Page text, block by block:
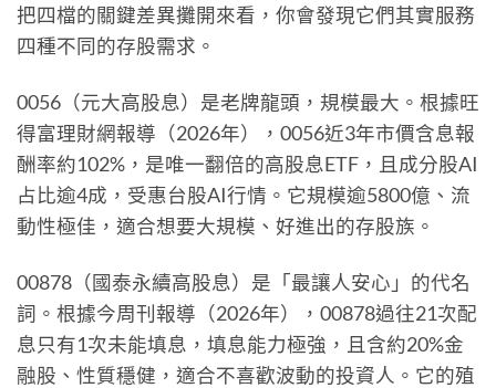
把四檔的關鍵差異攤開來看，你會發現它們其實服務
四種不同的存股需求。
0056（元大高股息）是老牌龍頭，規模最大。根據旺
得富理財網報導（2026年），0056近3年市價含息報
酬率約102%，是唯一翻倍的高股息ETF，且成分股AI
占比逾4成，受惠台股AI行情。它規模逾5800億、流
動性極佳，適合想要大規模、好進出的存股族。
00878（國泰永續高股息）是「最讓人安心」的代名
詞。根據今周刊報導（2026年），00878過往21次配
息只有1次未能填息，填息能力極強，且含約20%金
融股、性質穩健，適合不喜歡波動的投資人。它的殖